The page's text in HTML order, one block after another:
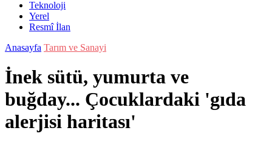
Teknoloji
Yerel
Resmî İlan
Anasayfa Tarım ve Sanayi
İnek sütü, yumurta ve
buğday... Çocuklardaki 'gıda
alerjisi haritası'